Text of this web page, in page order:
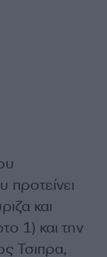
και
1) και την
Τσιπρα,